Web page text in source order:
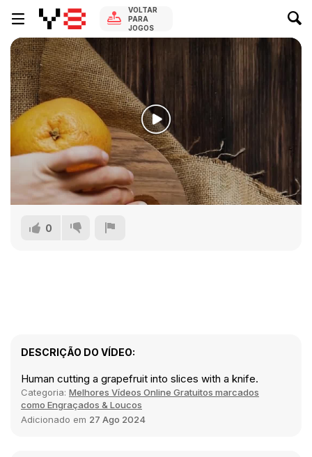
VOLTAR
PARA
JOGOS
0
DESCRIÇÃO DO VÍDEO:
Human cutting a grapefruit into slices with a knife.
Categoria: Melhores Vídeos Online Gratuitos marcados
como Engraçados & Loucos
Adicionado em 27 Ago 2024